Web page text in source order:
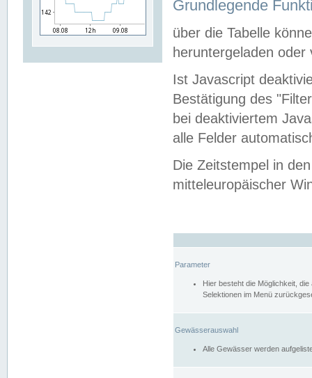
Grundlegende
über die Tabelle
heruntergeladen oder
Ist Javascript
Bestätigung des
bei deaktiviertem
alle Felder
Die Zeitstempel in
mitteleuropäischer
Parameter
Hier besteht die Möglichkeit,
Selektionen im Menü
Gewässerauswahl
Alle Gewässer werden